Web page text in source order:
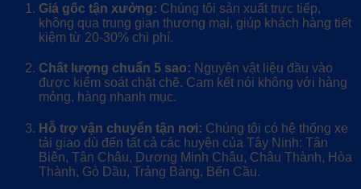
Giá gốc tận xưởng: Chúng tôi sản xuất trực tiếp,
không qua trung gian thương mại, giúp khách hàng tiết
kiệm từ 20-30% chi phí.
Chất lượng chuẩn 5 sao: Nguyên vật liệu đầu vào
được kiểm soát chặt chẽ. Cam kết nói không với hàng
mỏng, hàng nhanh mục.
Hỗ trợ vận chuyển tận nơi: Chúng tôi có hệ thống xe
tải giao dù đến tất cả các huyện của Tây Ninh: Tân
Biên, Tân Châu, Dương Minh Châu, Châu Thành, Hòa
Thành, Gò Dầu, Trảng Bàng, Bến Cầu.